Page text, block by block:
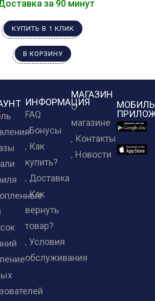
за 90 минут
КУПИТЬ В 1 КЛИК
В КОРЗИНУ
ИНФОРМАЦИЯ
FAQ
Бонусы
Как
купить?
Доставка
Как
вернуть
товар?
Условия
обслуживания
МАГАЗИН
О
магазине
Контакты
Новости